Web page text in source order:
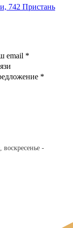
742 Пристань
email *
*
-